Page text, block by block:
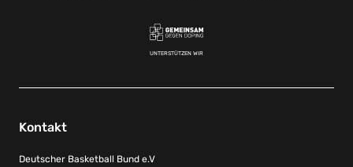
UNTERSTÜTZEN WIR
Kontakt
Deutscher Basketball Bund e.V